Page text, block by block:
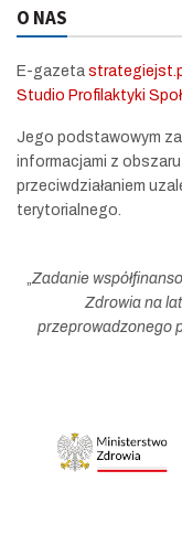
O NAS
E-gazeta
Studio Profilaktyki
Jego podstawowym
informacjami z
przeciwdziałaniem
terytorialnego.
Zadanie
Zdrowia na
przeprowadzonego